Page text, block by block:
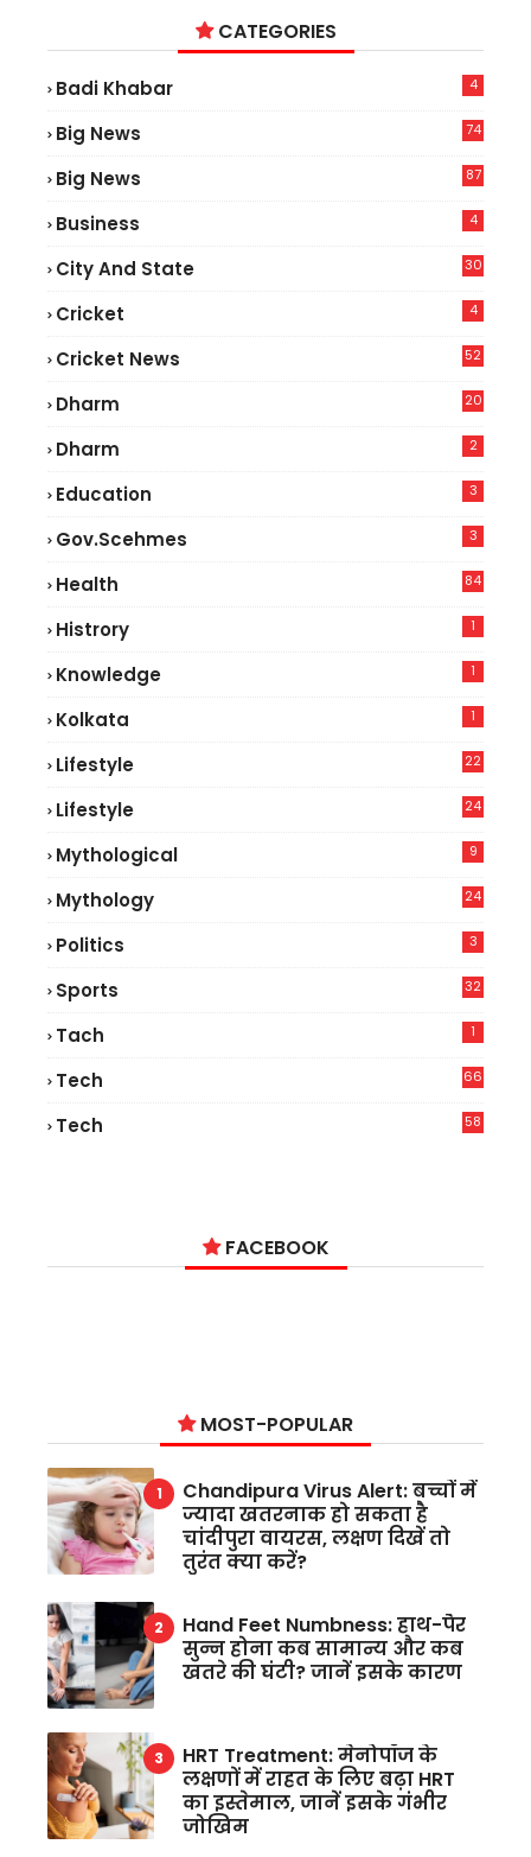
CATEGORIES
Badi Khabar 4
Big News
74
Big News
87
Business 4
City And State 30
Cricket 4
Cricket News
52
Dharm 20
Dharm 2
Education 3
Gov.scehmes 3
Health
84
Histrory 1
Knowledge 1
Kolkata 1
Lifestyle
22
Lifestyle
24
Mythological 9
Mythology 24
Politics 3
Sports 32
Tach 1
Tech
66
Tech
58
FACEBOOK
MOST-POPULAR
Chandipura Virus Alert: बच्चों में
ज्यादा खतरनाक हो सकता है
चांदीपुरा वायरस, लक्षण दिखें तो
तुरंत क्या करें?
Hand Feet Numbness: हाथ-पैर
सुन्न होना कब सामान्य और कब
खतरे की घंटी? जानें इसके कारण
HRT Treatment: मेनोपॉज के
लक्षणों में राहत के लिए बढ़ा HRT
का इस्तेमाल, जानें इसके गंभीर
जोखिम